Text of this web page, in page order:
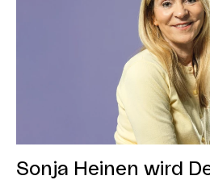
Sonja Heinen wird